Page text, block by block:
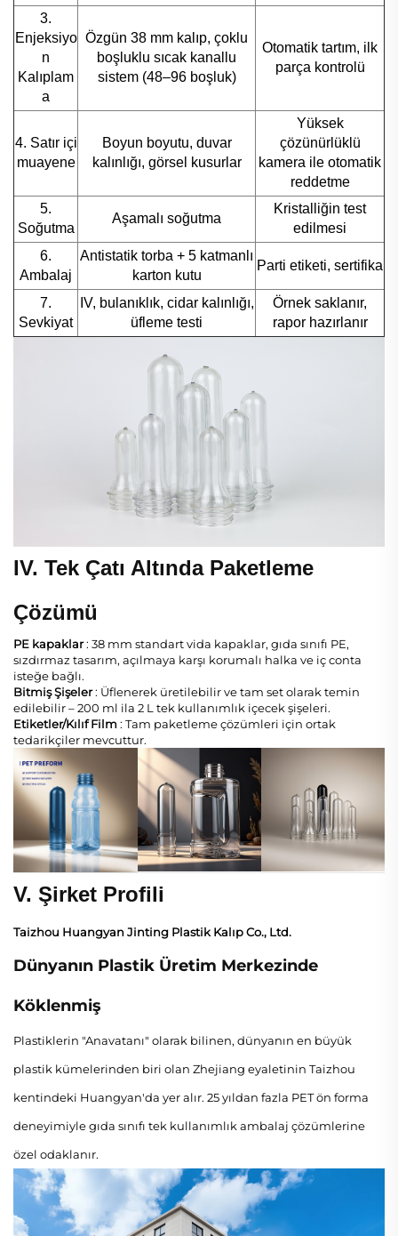
3.
Enjeksiyo
n
Kalıplam
a
Özgün 38 mm kalıp, çoklu
boşluklu sıcak kanallu
sistem (48–96 boşluk)
Otomatik tartım, ilk
parça kontrolü
4. Satır içi
muayene
Boyun boyutu, duvar
kalınlığı, görsel kusurlar
Yüksek
çözünürlüklü
kamera ile otomatik
reddetme
5.
Soğutma
Aşamalı soğutma
Kristalliğin test
edilmesi
6.
Ambalaj
Antistatik torba + 5 katmanlı
karton kutu
Parti etiketi, sertifika
7.
Sevkiyat
IV, bulanıklık, cidar kalınlığı,
üfleme testi
Örnek saklanır,
rapor hazırlanır
IV. Tek Çatı Altında Paketleme
Çözümü
PE kapaklar: 38 mm standart vida kapaklar, gıda sınıfı PE,
sızdırmaz tasarım, açılmaya karşı korumalı halka ve iç conta
isteğe bağlı.
Bitmiş Şişeler: Üflenerek üretilebilir ve tam set olarak temin
edilebilir – 200 ml ila 2 L tek kullanımlık içecek şişeleri.
Etiketler/Kılıf Film: Tam paketleme çözümleri için ortak
tedarikçiler mevcuttur.
V. Şirket Profili
Taizhou Huangyan Jinting Plastik Kalıp Co., Ltd.
Dünyanın Plastik Üretim Merkezinde
Köklenmiş
Plastiklerin "Anavatanı" olarak bilinen, dünyanın en büyük
plastik kümelerinden biri olan Zhejiang eyaletinin Taizhou
kentindeki Huangyan'da yer alır. 25 yıldan fazla PET ön forma
deneyimiyle gıda sınıfı tek kullanımlık ambalaj çözümlerine
özel odaklanır.